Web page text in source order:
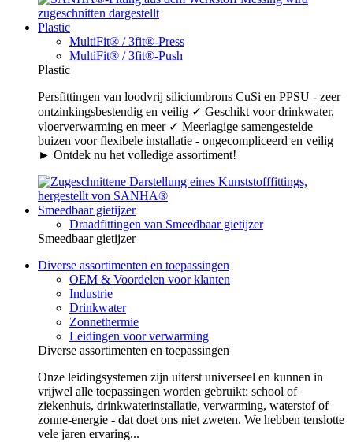
Plastic
MultiFit® / 3fit®-Press
MultiFit® / 3fit®-Push
Plastic
Persfittingen van loodvrij siliciumbrons CuSi en PPSU - zeer
ontzinkingsbestendig en veilig ✓ Geschikt voor drinkwater,
vloerverwarming en meer ✓ Meerlagige samengestelde
buizen voor flexibele installatie - ongecompliceerd en veilig
► Ontdek nu het volledige assortiment!
Smeedbaar gietijzer
Draadfittingen van Smeedbaar gietijzer
Smeedbaar gietijzer
Diverse assortimenten en toepassingen
OEM & Voordelen voor klanten
Industrie
Drinkwater
Zonnethermie
Leidingen voor verwarming
Diverse assortimenten en toepassingen
Onze leidingsystemen zijn uiterst universeel en kunnen in
vrijwel alle toepassingen worden gebruikt: school of
ziekenhuis, drinkwaterinstallatie, verwarming, waterstof of
zonne-energie - dat doet ons niet zweten. We hebben tenslotte
vele jaren ervaring...